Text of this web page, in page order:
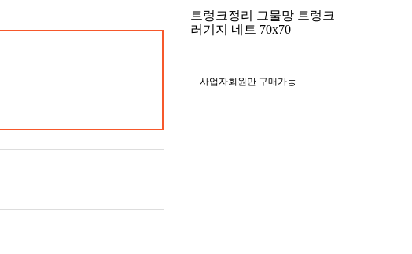
트렁크정리 그물망 트렁크
러기지 네트 70x70
사업자회원만 구매가능